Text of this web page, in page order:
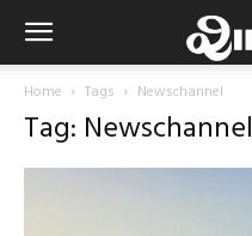
Home Tags Newschannel
Tag: Newschannel